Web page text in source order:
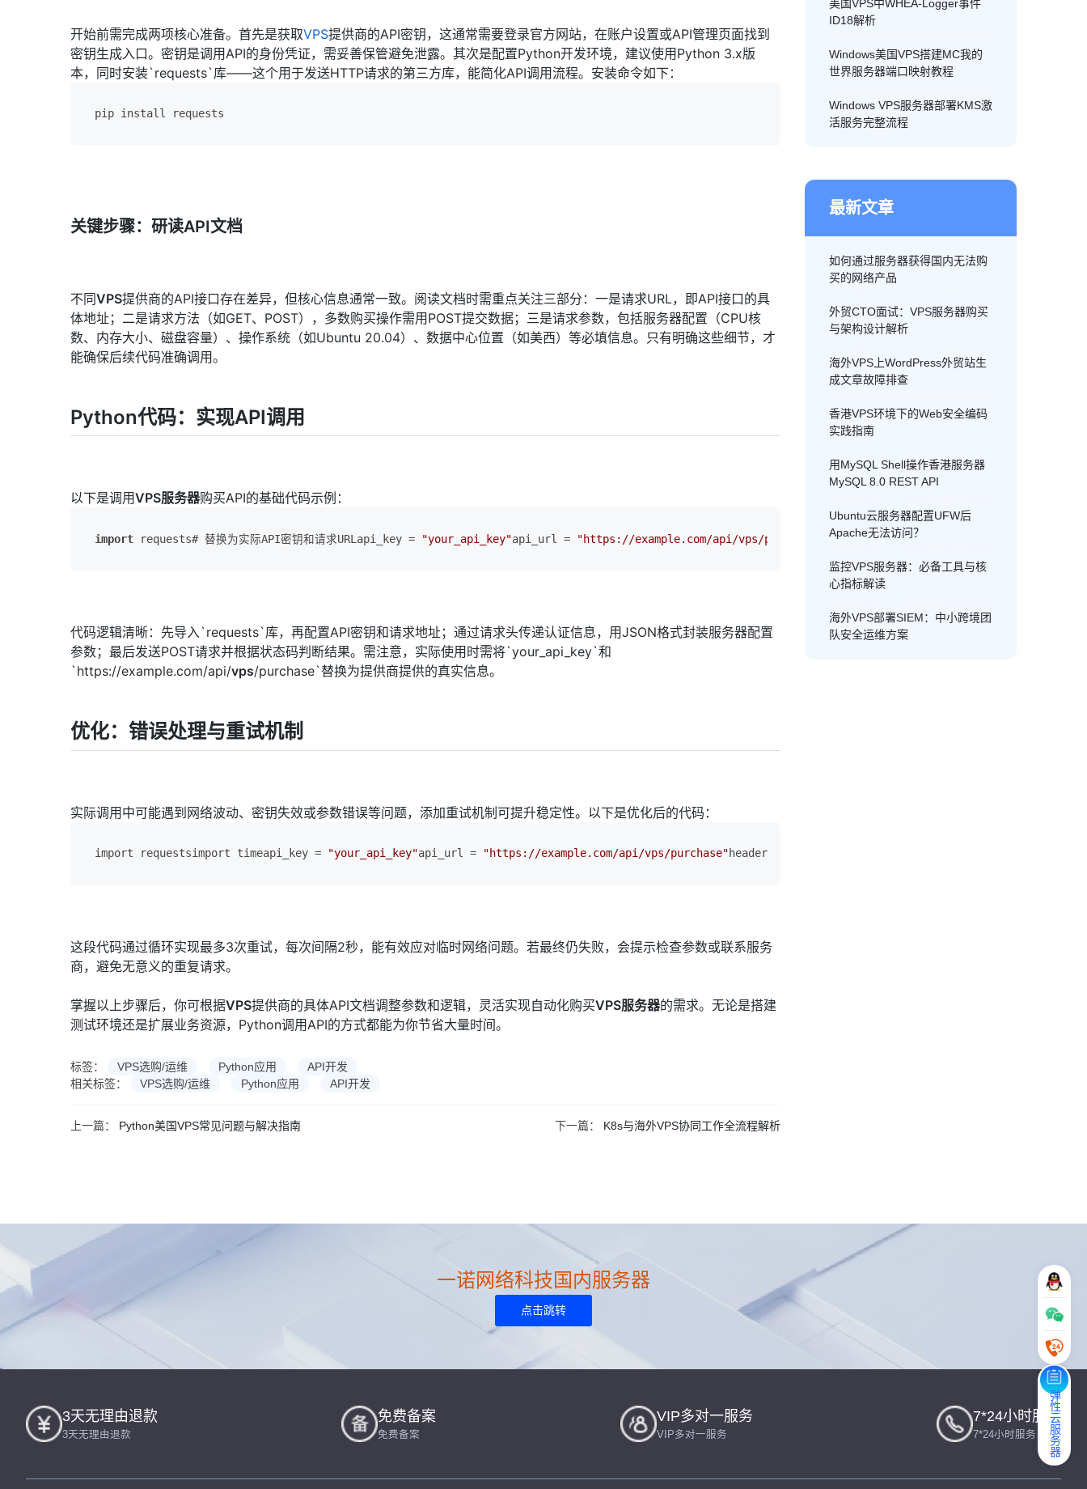
开始前需完成两项核心准备。首先是获取VPS提供商的API密钥，这通常需要登录官方网站，在账户设置或API管理页面找到
密钥生成入口。密钥是调用API的身份凭证，需妥善保管避免泄露。其次是配置Python开发环境，建议使用Python 3.x版
本，同时安装`requests`库——这个用于发送HTTP请求的第三方库，能简化API调用流程。安装命令如下：
pip install requests
关键步骤：研读API文档
不同VPS提供商的API接口存在差异，但核心信息通常一致。阅读文档时需重点关注三部分：一是请求URL，即API接口的具
体地址；二是请求方法（如GET、POST），多数购买操作需用POST提交数据；三是请求参数，包括服务器配置（CPU核
数、内存大小、磁盘容量）、操作系统（如Ubuntu 20.04）、数据中心位置（如美西）等必填信息。只有明确这些细节，才
能确保后续代码准确调用。
Python代码：实现API调用
以下是调用VPS服务器购买API的基础代码示例：
import requests# 替换为实际API密钥和请求URLapi_key = "your_api_key"api_url = "https://example.com/api/vps/purchase" # 设置请求头，包含认证信息与数据格式
代码逻辑清晰：先导入`requests`库，再配置API密钥和请求地址；通过请求头传递认证信息，用JSON格式封装服务器配置
参数；最后发送POST请求并根据状态码判断结果。需注意，实际使用时需将`your_api_key`和
`https://example.com/api/vps/purchase`替换为提供商提供的真实信息。
优化：错误处理与重试机制
实际调用中可能遇到网络波动、密钥失效或参数错误等问题，添加重试机制可提升稳定性。以下是优化后的代码：
import requestsimport timeapi_key = "your_api_key"api_url = "https://example.com/api/vps/purchase"headers = {
这段代码通过循环实现最多3次重试，每次间隔2秒，能有效应对临时网络问题。若最终仍失败，会提示检查参数或联系服务
商，避免无意义的重复请求。
掌握以上步骤后，你可根据VPS提供商的具体API文档调整参数和逻辑，灵活实现自动化购买VPS服务器的需求。无论是搭建
测试环境还是扩展业务资源，Python调用API的方式都能为你节省大量时间。
标签： VPS选购/运维 Python应用
API开发
相关标签：
VPS选购/运维 Python应用 API开发
上一篇： Python美国VPS常见问题与解决指南 下一篇： K8s与海外VPS协同工作全流程解析
美国VPS中WHEA-Logger事件
ID18解析
Windows美国VPS搭建MC我的
世界服务器端口映射教程
Windows VPS服务器部署KMS激
活服务完整流程
最新文章
如何通过服务器获得国内无法购
买的网络产品
外贸CTO面试：VPS服务器购买
与架构设计解析
海外VPS上WordPress外贸站生
成文章故障排查
香港VPS环境下的Web安全编码
实践指南
用MySQL Shell操作香港服务器
MySQL 8.0 REST API
Ubuntu云服务器配置UFW后
Apache无法访问？
监控VPS服务器：必备工具与核
心指标解读
海外VPS部署SIEM：中小跨境团
队安全运维方案
弹性云服务器
一诺网络科技国内服务器
点击跳转
3天无理由退款
3天无理由退款
免费备案
免费备案
VIP多对一服务
VIP多对一服务
7*24小时服务
7*24小时服务